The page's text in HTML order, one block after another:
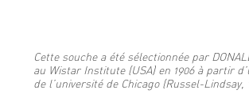
Cette souche a été sélectionnée par
au Wistar Institute (USA) en 1906 à partir
de l’université de Chicago (Russel-Lindsay,